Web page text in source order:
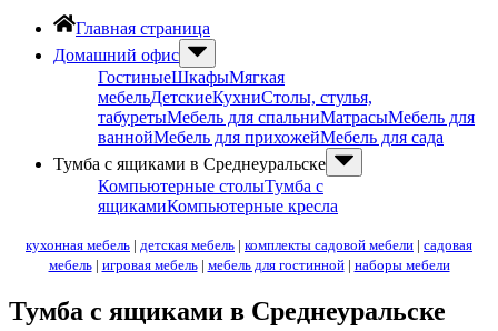
Главная страница
Домашний офис
ГостиныеШкафыМягкая
мебельДетскиеКухниСтолы, стулья,
табуретыМебель для спальниМатрасыМебель для
ваннойМебель для прихожейМебель для сада
Тумба с ящиками в Среднеуральске
Компьютерные столыТумба с
ящикамиКомпьютерные кресла
кухонная мебель | детская мебель | комплекты садовой мебели | садовая
мебель| игровая мебель| мебель для гостинной| наборы мебели
Тумба с ящиками в Среднеуральске